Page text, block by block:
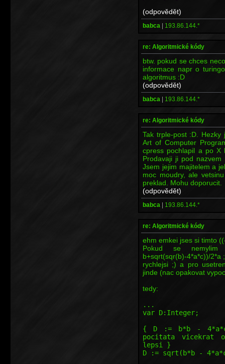
(odpovědět)
babca | 193.86.144.*
re: Algoritmické kódy
btw. pokud se chces
informace napr o
algoritmus :D
(odpovědět)
babca | 193.86.144.*
re: Algoritmické kódy
Tak trple-post :D.
Art of Computer
cpress pochlapil a po X
Prodavaji ji pod
Jsem jejim majitelem a
moc moudry, ale
preklad. Mohu doporucit.
(odpovědět)
babca | 193.86.144.*
re: Algoritmické kódy
ehm emkei jses si timto
Pokud se
b+sqrt(sqr(b)-4*a*c))/2*a
rychlejsi ;) a pro
jinde (nac opakovat
tedy:
...
var D:Integer;
{ D := b*b -
pocitata vicekrat
lepsi }
D := sqrt(b*b -